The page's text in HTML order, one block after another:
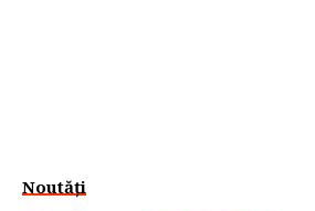
Noutăți